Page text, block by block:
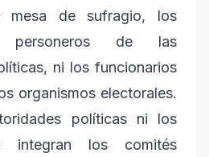
mesa de sufragio, los
personeros de las
ni los funcionarios
organismos electorales.
políticas ni los
integran los comités